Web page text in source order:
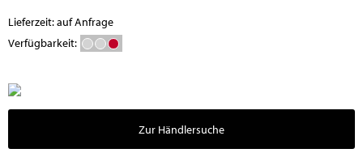
Lieferzeit: auf Anfrage
Verfügbarkeit:
Zur Händlersuche